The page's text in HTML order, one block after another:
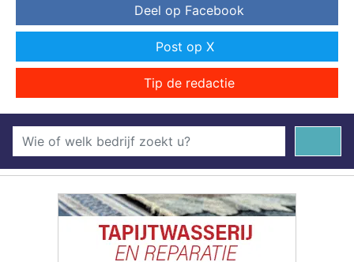
Deel op Facebook
Post op X
Tip de redactie